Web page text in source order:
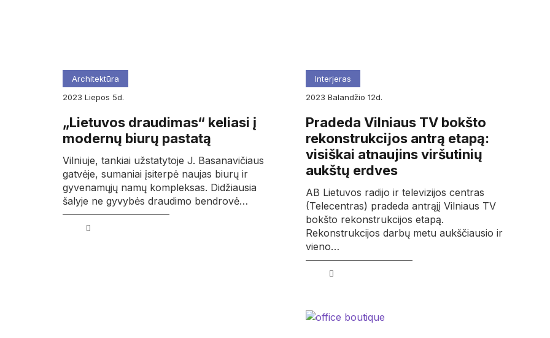
Architektūra
2023
liepos 5d.
„Lietuvos draudimas“ keliasi į
modernų biurų pastatą
Vilniuje, tankiai užstatytoje J. Basanavičiaus
gatvėje, sumaniai įsiterpė naujas biurų ir
gyvenamųjų namų kompleksas. Didžiausia
šalyje ne gyvybės draudimo bendrovė…
Interjeras
2023
balandžio 12d.
Pradeda Vilniaus TV bokšto
rekonstrukcijos antrą etapą:
visiškai atnaujins viršutinių
aukštų erdves
AB Lietuvos radijo ir televizijos centras
(Telecentras) pradeda antrąjį Vilniaus TV
bokšto rekonstrukcijos etapą.
Rekonstrukcijos darbų metu aukščiausio ir
vieno…